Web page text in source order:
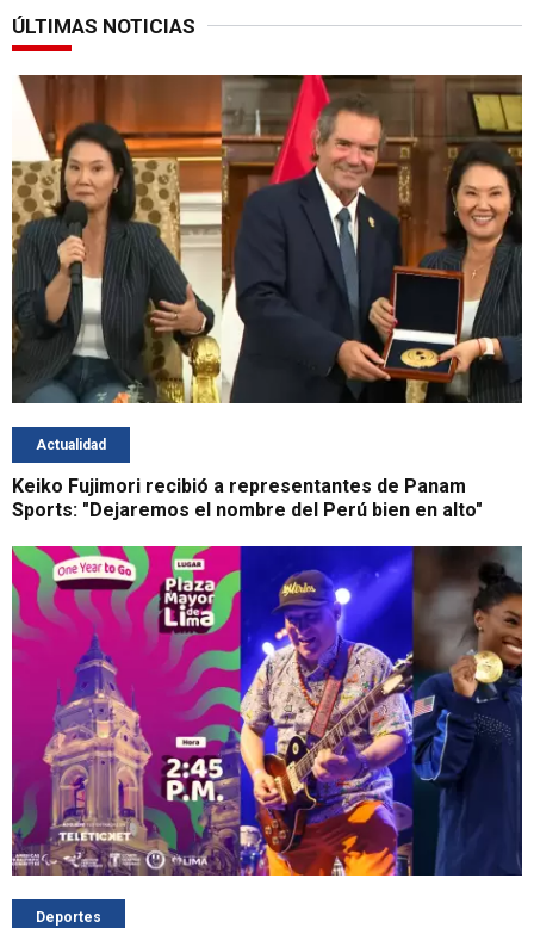
ÚLTIMAS NOTICIAS
Actualidad
Keiko Fujimori recibió a representantes de Panam
Sports: "Dejaremos el nombre del Perú bien en alto"
Deportes